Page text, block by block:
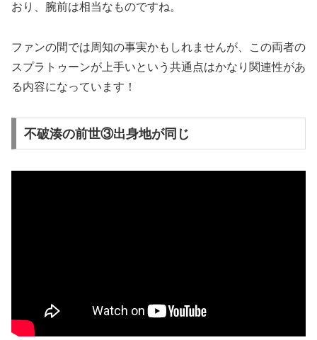
おり、腕前は相当なものですね。
ファンの間では周知の事実かもしれませんが、この両者の
スプラトゥーンが上手いという共通点はかなり関連性があ
る内容になっています！
不破湊の前世③出身地が同じ